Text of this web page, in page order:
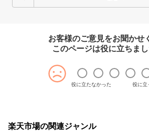
お客様のご意見をお聞かせ
このページは役に立ちま
役に立たなかった 役に立
楽天市場の関連ジャンル